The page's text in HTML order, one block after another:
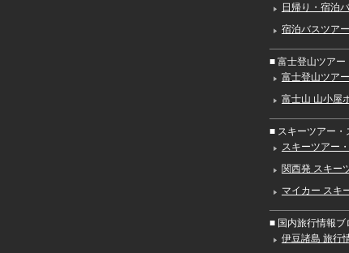
日帰り・宿泊
宿泊バスツア
■ 富士登山ツアー
富士登山ツア
富士山 山小屋
■ スキーツアー・
スキーツアー
関西発 スキー
マイカー スキ
■ 国内旅行情報ブ
伊豆諸島 旅行